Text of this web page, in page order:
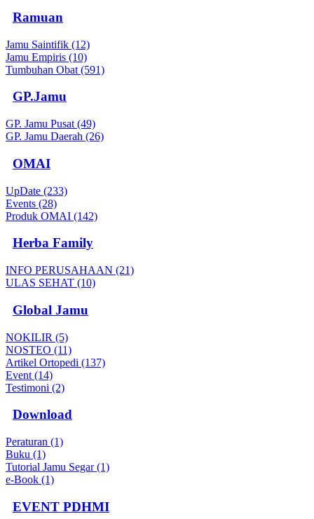
Ramuan
Jamu Saintifik (12)
Jamu Empiris (10)
Tumbuhan Obat (591)
GP.Jamu
GP. Jamu Pusat (49)
GP. Jamu Daerah (26)
OMAI
UpDate (233)
Events (28)
Produk OMAI (142)
Herba Family
INFO PERUSAHAAN (21)
ULAS SEHAT (10)
Global Jamu
NOKILIR (5)
NOSTEO (11)
Artikel Ortopedi (137)
Event (14)
Testimoni (2)
Download
Peraturan (1)
Buku (1)
Tutorial Jamu Segar (1)
e-Book (1)
EVENT PDHMI